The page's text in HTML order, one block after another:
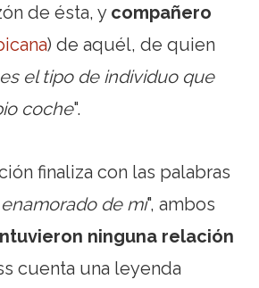
de ésta, y compañero
) de aquél, de quien
es el tipo de individuo que
coche".
finaliza con las palabras
de mí", ambos
ninguna relación
cuenta una leyenda